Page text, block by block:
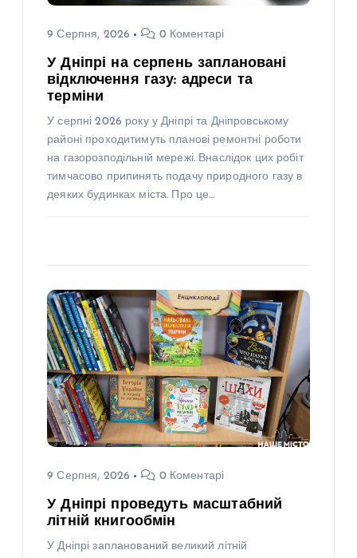
9 Серпня, 2026 0 Коментарі
У Дніпрі на серпень заплановані
відключення газу: адреси та
терміни
У серпні 2026 року у Дніпрі та Дніпровському
районі проходитимуть планові ремонтні роботи
на газорозподільній мережі. Внаслідок цих робіт
тимчасово припинять подачу природного газу в
деяких будинках міста. Про це…
9 Серпня, 2026 0 Коментарі
У Дніпрі проведуть масштабний
літній книгообмін
У Дніпрі запланований великий літній